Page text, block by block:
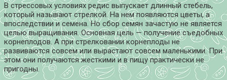
В стрессовых условиях редис выпускает длинный стебель,
который называют стрелкой. На нем появляются цветы, а
впоследствии и семена. Но сбор семян зачастую не является
целью выращивания. Основная цель — получение съедобных
корнеплодов. А при стрелковании корнеплоды не
развиваются совсем или вырастают совсем маленькими. При
этом они получаются жесткими и в пищу практически не
пригодны.